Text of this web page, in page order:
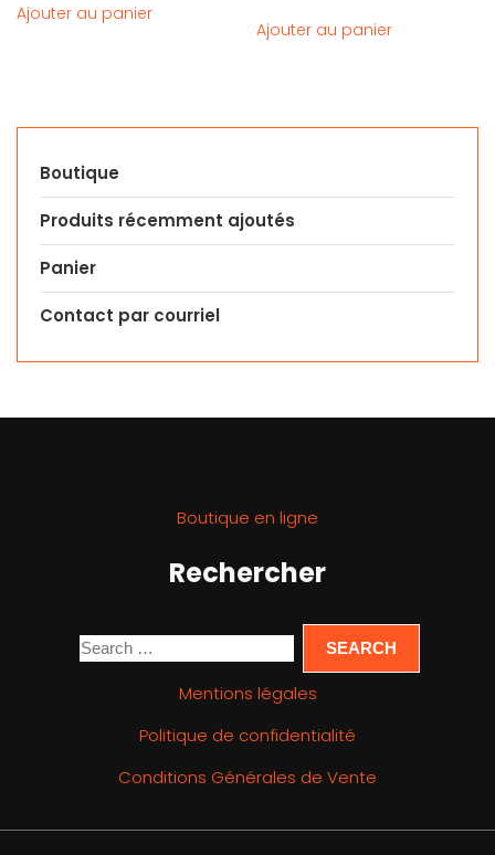
Ajouter au panier
Ajouter au panier
Boutique
Produits récemment ajoutés
Panier
Contact par courriel
Boutique en ligne
Rechercher
Mentions légales
Politique de confidentialité
Conditions Générales de Vente